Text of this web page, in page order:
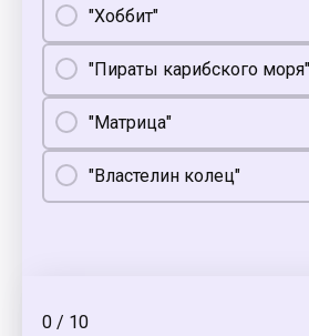
"Хоббит"
"Пираты карибского моря"
"Матрица"
"Властелин колец"
0/ 10